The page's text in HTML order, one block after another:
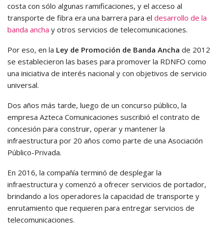
costa con sólo algunas ramificaciones, y el acceso al
transporte de fibra era una barrera para el desarrollo de la
banda ancha y otros servicios de telecomunicaciones.
Por eso, en la Ley de Promoción de Banda Ancha de 2012
se establecieron las bases para promover la RDNFO como
una iniciativa de interés nacional y con objetivos de servicio
universal.
Dos años más tarde, luego de un concurso público, la
empresa Azteca Comunicaciones suscribió el contrato de
concesión para construir, operar y mantener la
infraestructura por 20 años como parte de una Asociación
Público-Privada.
En 2016, la compañía terminó de desplegar la
infraestructura y comenzó a ofrecer servicios de portador,
brindando a los operadores la capacidad de transporte y
enrutamiento que requieren para entregar servicios de
telecomunicaciones.